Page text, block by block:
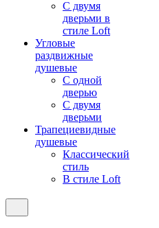
С двумя
дверьми в
стиле Loft
Угловые
раздвижные
душевые
С одной
дверью
С двумя
дверьми
Трапециевидные
душевые
Классический
стиль
В стиле Loft